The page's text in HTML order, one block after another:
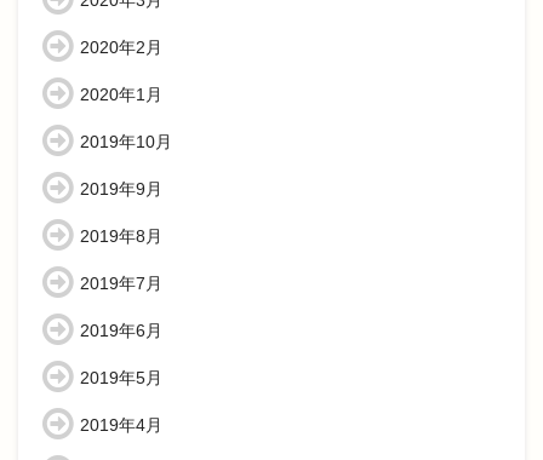
2020年2月
2020年1月
2019年10月
2019年9月
2019年8月
2019年7月
2019年6月
2019年5月
2019年4月